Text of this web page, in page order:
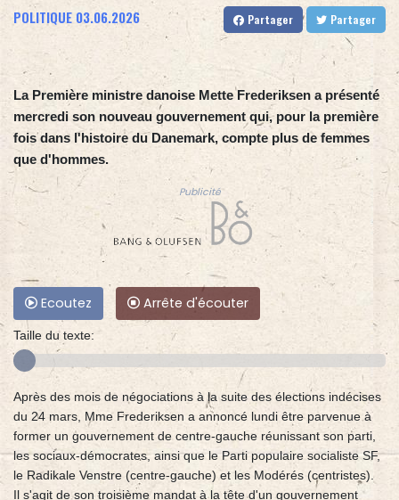
POLITIQUE 03.06.2026 Partager Partager
La Première ministre danoise Mette Frederiksen a présenté
mercredi son nouveau gouvernement qui, pour la première
fois dans l'histoire du Danemark, compte plus de femmes
que d'hommes.
Publicité
Ecoutez Arrête d'écouter
Taille du texte:
Après des mois de négociations à la suite des élections indécises
du 24 mars, Mme Frederiksen a annoncé lundi être parvenue à
former un gouvernement de centre-gauche réunissant son parti,
les sociaux-démocrates, ainsi que le Parti populaire socialiste SF,
le Radikale Venstre (centre-gauche) et les Modérés (centristes).
Il s'agit de son troisième mandat à la tête d'un gouvernement